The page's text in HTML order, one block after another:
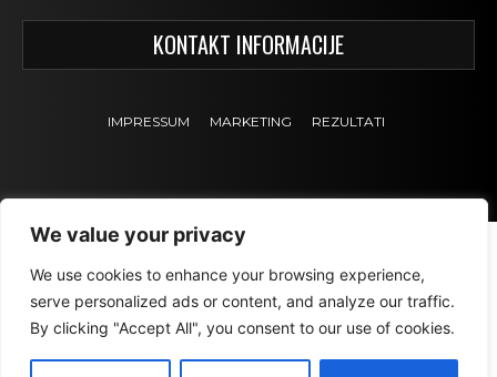
We value your privacy
We use cookies to enhance your browsing experience,
serve personalized ads or content, and analyze our traffic.
By clicking "Accept All", you consent to our use of cookies.
KONTAKT INFORMACIJE
IMPRESSUM MARKETING REZULTATI